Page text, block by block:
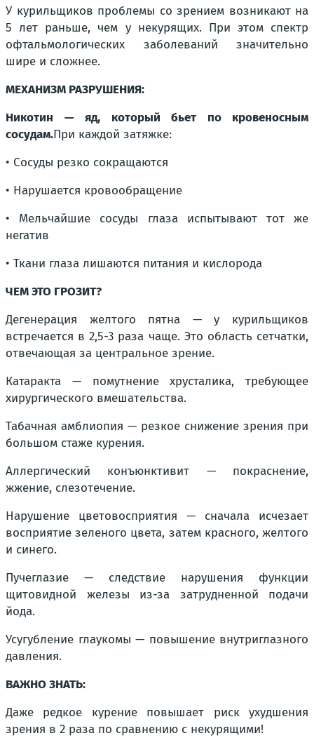
У курильщиков проблемы со зрением возникают на
5 лет раньше, чем у некурящих. При этом спектр
офтальмологических заболеваний значительно
шире и сложнее.
МЕХАНИЗМ РАЗРУШЕНИЯ:
Никотин — яд, который бьет по кровеносным
сосудам.При каждой затяжке:
• Сосуды резко сокращаются
• Нарушается кровообращение
• Мельчайшие сосуды глаза испытывают тот же
негатив
• Ткани глаза лишаются питания и кислорода
ЧЕМ ЭТО ГРОЗИТ?
Дегенерация желтого пятна — у курильщиков
встречается в 2,5-3 раза чаще. Это область сетчатки,
отвечающая за центральное зрение.
Катаракта — помутнение хрусталика, требующее
хирургического вмешательства.
Табачная амблиопия — резкое снижение зрения при
большом стаже курения.
Аллергический конъюнктивит — покраснение,
жжение, слезотечение.
Нарушение цветовосприятия — сначала исчезает
восприятие зеленого цвета, затем красного, желтого
и синего.
Пучеглазие — следствие нарушения функции
щитовидной железы из-за затрудненной подачи
йода.
Усугубление глаукомы — повышение внутриглазного
давления.
ВАЖНО ЗНАТЬ:
Даже редкое курение повышает риск ухудшения
зрения в 2 раза по сравнению с некурящими!